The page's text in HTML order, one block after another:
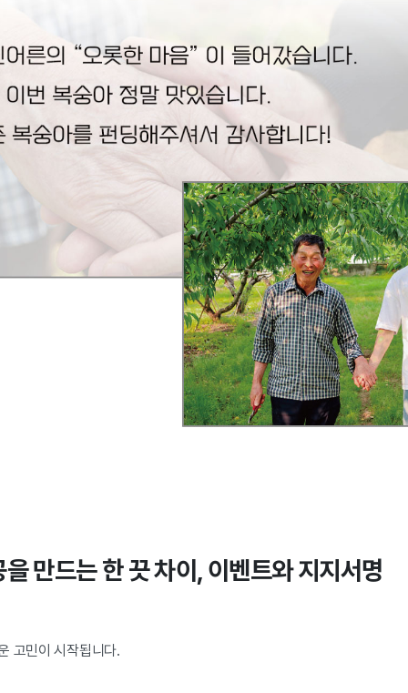
만드는 한 끗 차이, 이벤트와 지지서명
고민이 시작됩니다.